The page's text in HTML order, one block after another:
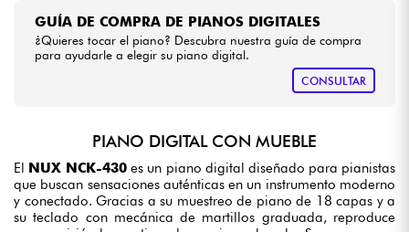
GUÍA DE COMPRA DE PIANOS DIGITALES
¿Quieres tocar el piano? Descubra nuestra guía de compra
para ayudarle a elegir su piano digital.
CONSULTAR
PIANO DIGITAL CON MUEBLE
El NUX NCK-430 es un piano digital diseñado para pianistas
que buscan sensaciones auténticas en un instrumento moderno
y conectado. Gracias a su muestreo de piano de 18 capas y a
su teclado con mecánica de martillos graduada, reproduce